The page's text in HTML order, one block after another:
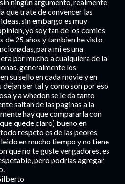
ningún argumento, realmente
que trate de convencer las
sin embargo es muy
yo soy fan de los comics
de 25 años y tambien he visto
para mi es una
por mucho a cualquiera de la
generalmente los
su sello en cada movie y en
dejan ser tal y como son por eso
y a whedon se le da tanto
saltan de las paginas a la
hay que compararla con
quede claro) bueno en
respeto es de las peores
en mucho tiempo y no tiene
que no te guste vengadores, es
pero podrias agregar